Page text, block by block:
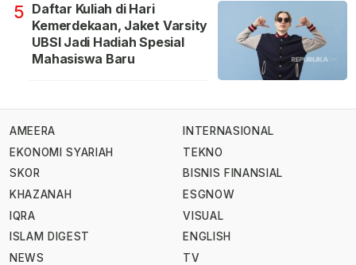
5 Daftar Kuliah di Hari
Kemerdekaan, Jaket Varsity
UBSI Jadi Hadiah Spesial
Mahasiswa Baru
AMEERA
EKONOMI SYARIAH
SKOR
KHAZANAH
IQRA
ISLAM DIGEST
NEWS
INTERNASIONAL
TEKNO
BISNIS FINANSIAL
ESGNOW
VISUAL
ENGLISH
TV